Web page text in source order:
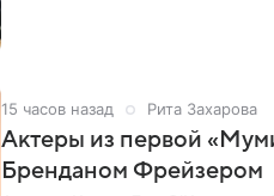
15 часов назад Рита Захарова
Актеры из первой
Бренданом Фрейзером